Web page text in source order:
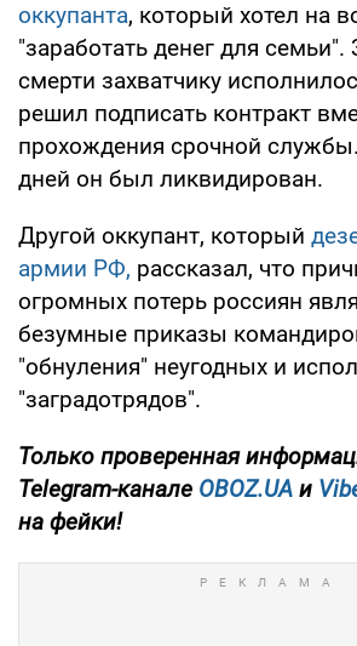
оккупанта, который хотел на
"заработать денег для семьи".
смерти захватчику
решил подписать контракт
прохождения срочной
дней он был ликвидирован.
Другой оккупант, который
армии РФ, рассказал, что
огромных потерь россиян
безумные приказы
"обнуления" неугодных и
"заградотрядов".
Только проверенная
Telegram-канале OBOZ.UA и
на фейки!